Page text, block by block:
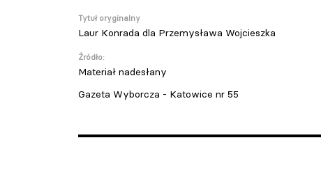
Tytuł oryginalny
Laur Konrada dla Przemysława Wojcieszka
Źródło:
Materiał nadesłany
Gazeta Wyborcza - Katowice nr 55